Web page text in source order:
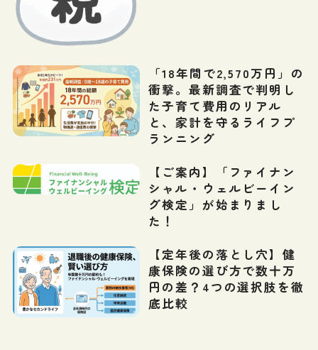
「18年間で2,570万円」の
衝撃。最新調査で判明し
た子育て費用のリアル
と、家計を守るライフプ
ランニング
【ご案内】「ファイナン
シャル・ウェルビーイン
グ検定」が始まりまし
た！
【定年後の落とし穴】健
康保険の選び方で数十万
円の差？4つの選択肢を徹
底比較